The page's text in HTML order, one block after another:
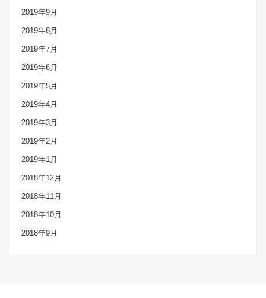
2019年9月
2019年8月
2019年7月
2019年6月
2019年5月
2019年4月
2019年3月
2019年2月
2019年1月
2018年12月
2018年11月
2018年10月
2018年9月